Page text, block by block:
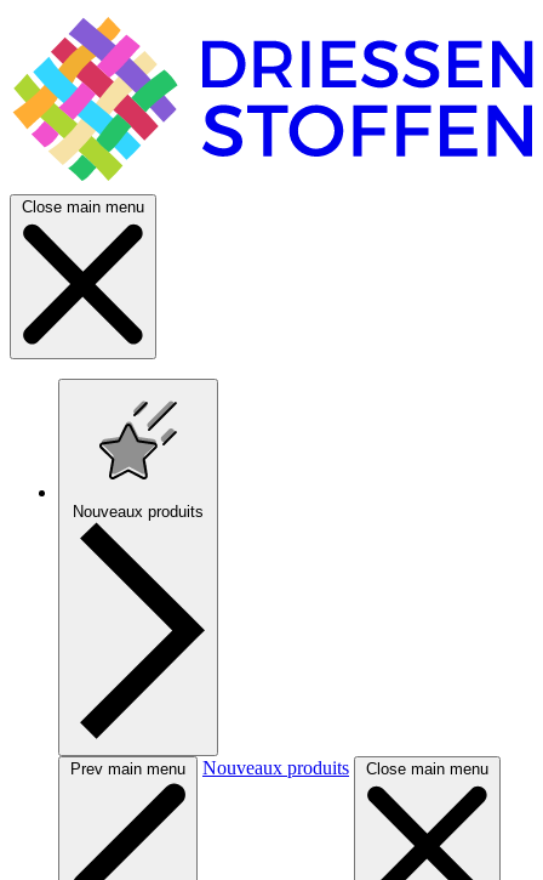
Close main menu
Nouveaux produits
Prev main menu Nouveaux produits Close main menu